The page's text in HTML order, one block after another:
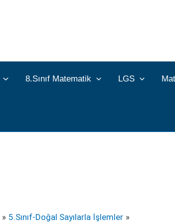
8.Sınıf Matematik LGS
5.Sınıf-Doğal Sayılarla İşlemler